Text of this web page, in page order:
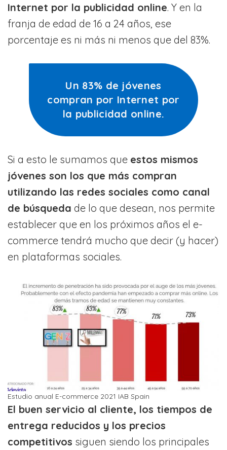
Internet por la publicidad online. Y en la
franja de edad de 16 a 24 años, ese
porcentaje es ni más ni menos que del 83%.
Un 83% de jóvenes
compran por Internet por
la publicidad online.
Si a esto le sumamos que estos mismos
jóvenes son los que más compran
utilizando las redes sociales como canal
de búsqueda de lo que desean, nos permite
establecer que en los próximos años el e-
commerce tendrá mucho que decir (y hacer)
en plataformas sociales.
Estudio anual E-commerce 2021 IAB Spain
El buen servicio al cliente, los tiempos de
entrega reducidos y los precios
competitivos siguen siendo los principales